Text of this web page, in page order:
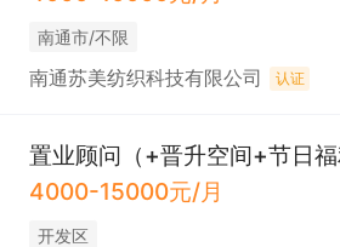
南通市/不限
南通苏美纺织科技有限公司 认证
置业顾问（+晋升空间+节日福
4000-15000元/月
开发区